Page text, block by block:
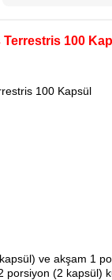
100
100 Kapsül
ve akşam 1
(2 kapsül)